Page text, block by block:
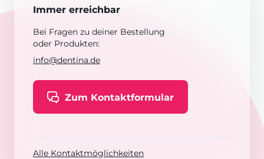
Immer erreichbar
Bei Fragen zu deiner Bestellung
oder Produkten:
info@dentina.de
Zum Kontaktformular
Alle Kontaktmöglichkeiten